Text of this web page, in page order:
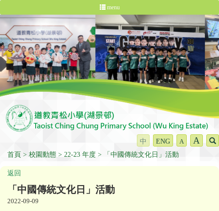
menu
中 ENG A A
首頁 校園動態 22-23 年度 「中國傳統文化日」活動
返回
「中國傳統文化日」活動
2022-09-09